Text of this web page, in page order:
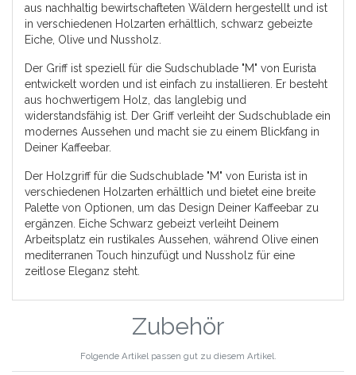
aus nachhaltig bewirtschafteten Wäldern hergestellt und ist
in verschiedenen Holzarten erhältlich, schwarz gebeizte
Eiche, Olive und Nussholz.
Der Griff ist speziell für die Sudschublade "M" von Eurista
entwickelt worden und ist einfach zu installieren. Er besteht
aus hochwertigem Holz, das langlebig und
widerstandsfähig ist. Der Griff verleiht der Sudschublade ein
modernes Aussehen und macht sie zu einem Blickfang in
Deiner Kaffeebar.
Der Holzgriff für die Sudschublade "M" von Eurista ist in
verschiedenen Holzarten erhältlich und bietet eine breite
Palette von Optionen, um das Design Deiner Kaffeebar zu
ergänzen. Eiche Schwarz gebeizt verleiht Deinem
Arbeitsplatz ein rustikales Aussehen, während Olive einen
mediterranen Touch hinzufügt und Nussholz für eine
zeitlose Eleganz steht.
Zubehör
Folgende Artikel passen gut zu diesem Artikel.